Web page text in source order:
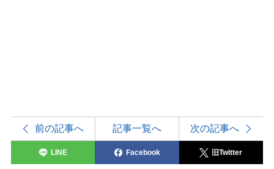
前の記事へ 記事一覧へ 次の記事へ
LINE Facebook 旧Twitter